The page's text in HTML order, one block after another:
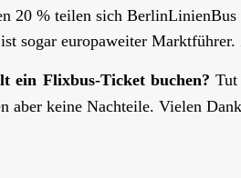
20 % teilen sich
sogar europaweiter
ein Flixbus-Ticket buchen?
aber keine Nachteile. Vielen